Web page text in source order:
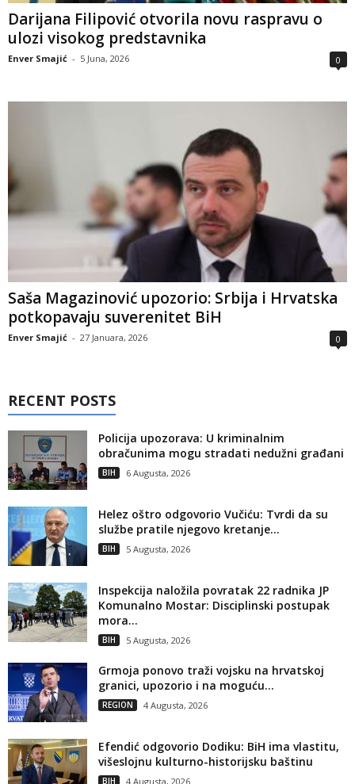
Darijana Filipović otvorila novu raspravu o
ulozi visokog predstavnika
Enver Smajić - 5 Juna, 2026 0
Saša Magazinović upozorio: Srbija i Hrvatska
potkopavaju suverenitet BiH
Enver Smajić - 27 Januara, 2026 0
RECENT POSTS
Policija upozorava: U kriminalnim
obračunima mogu stradati nedužni građani
BIH 6 Augusta, 2026
Helez oštro odgovorio Vučiću: Tvrdi da su
službe pratile njegovo kretanje...
BIH 5 Augusta, 2026
Inspekcija naložila povratak 22 radnika JP
Komunalno Mostar: Disciplinski postupak
mora...
BIH 5 Augusta, 2026
Grmoja ponovo traži vojsku na hrvatskoj
granici, upozorio i na moguću...
REGION 4 Augusta, 2026
Efendić odgovorio Dodiku: BiH ima vlastitu,
višeslojnu kulturno-historijsku baštinu
BIH 4 Augusta, 2026